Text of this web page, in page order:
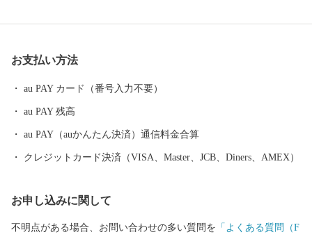
みさのし）が誕生し、昭和29年、南中通村、日根野村、長滝村、
上之郷村、大土村の5カ村が合併し、現在の市域が形成されていま
し、世界と日本を結ぶ玄関都市として、21世紀にふさわしい国際
都市をめざしてまちづくりに取り組んでいます。
お支払い方法
au PAY カード（番号入力不要）
au PAY 残高
au PAY（auかんたん決済）通信料金合算
クレジットカード決済（VISA、Master、JCB、Diners、AMEX）
お申し込みに関して
不明点がある場合、お問い合わせの多い質問を 「よくある質問（F